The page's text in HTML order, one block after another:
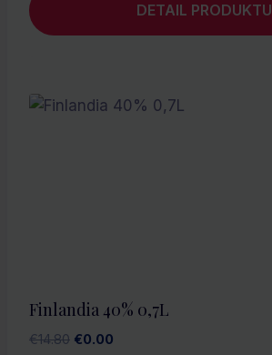
DETAIL PRODUKTU
Finlandia 40% 0,7L
€14.80 Pôvodná
€0.00